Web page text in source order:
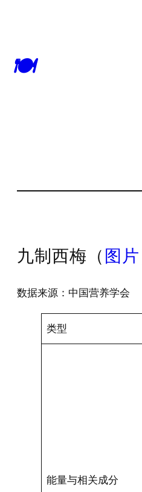
🍽
九制西梅（ 图片
数据来源：中国营养学会
类型
能量与相关成分